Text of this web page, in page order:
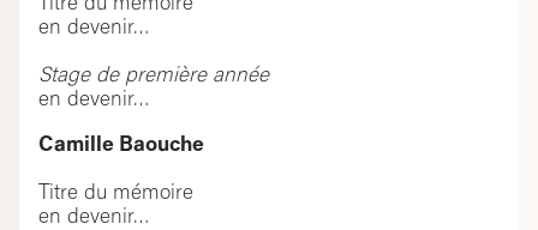
Titre du mémoire
en devenir…
Stage de première année
en devenir…
Camille Baouche
Titre du mémoire
en devenir…